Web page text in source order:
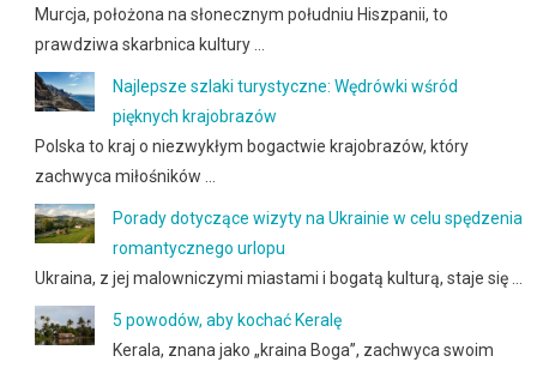
Murcja, położona na słonecznym południu Hiszpanii, to
prawdziwa skarbnica kultury …
Najlepsze szlaki turystyczne: Wędrówki wśród
pięknych krajobrazów
Polska to kraj o niezwykłym bogactwie krajobrazów, który
zachwyca miłośników …
Porady dotyczące wizyty na Ukrainie w celu spędzenia
romantycznego urlopu
Ukraina, z jej malowniczymi miastami i bogatą kulturą, staje się …
5 powodów, aby kochać Keralę
Kerala, znana jako „kraina Boga”, zachwyca swoim